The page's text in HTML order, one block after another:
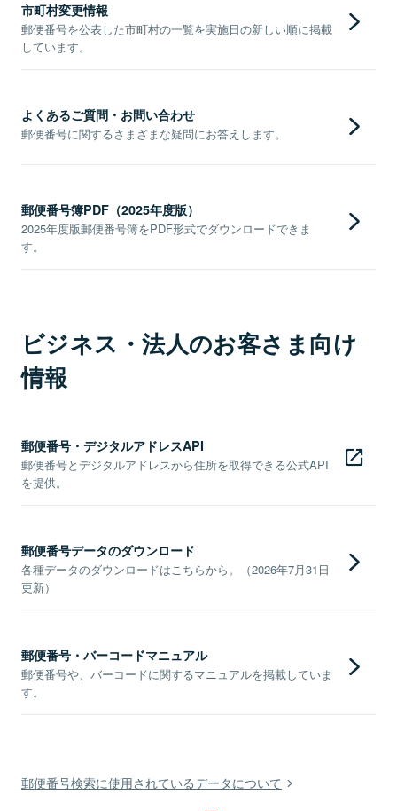
市町村変更情報
郵便番号を公表した市町村の一覧を実施日の新しい順に掲載
しています。
よくあるご質問・お問い合わせ
郵便番号に関するさまざまな疑問にお答えします。
郵便番号簿PDF（2025年度版）
2025年度版郵便番号簿をPDF形式でダウンロードできま
す。
ビジネス・法人のお客さま向け
情報
郵便番号・デジタルアドレスAPI
郵便番号とデジタルアドレスから住所を取得できる公式API
を提供。
郵便番号データのダウンロード
各種データのダウンロードはこちらから。（2026年7月31日
更新）
郵便番号・バーコードマニュアル
郵便番号や、バーコードに関するマニュアルを掲載していま
す。
郵便番号検索に使用されているデータについて